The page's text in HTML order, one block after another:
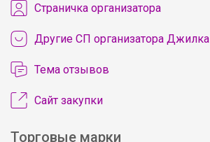
Cтраничка организатора
Другие СП организатора Джилка
Тема отзывов
Сайт закупки
Торговые марки